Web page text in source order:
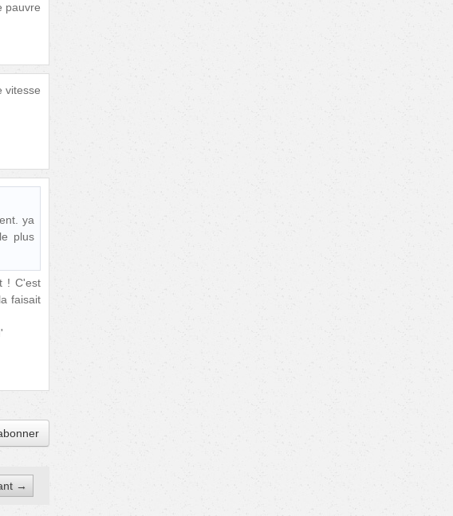
pauvre
vitesse
ya
plus
! C'est
faisait
→